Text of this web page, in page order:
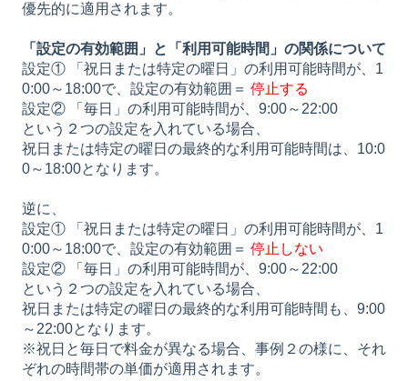
優先的に適用されます。
「設定の有効範囲」と「利用可能時間」の関係について
設定① 「祝日または特定の曜日」の利用可能時間が、1
0:00～18:00で、設定の有効範囲＝ 停止する
設定② 「毎日」の利用可能時間が、9:00～22:00
という２つの設定を入れている場合、
祝日または特定の曜日の最終的な利用可能時間は、10:0
0～18:00となります。
逆に、
設定① 「祝日または特定の曜日」の利用可能時間が、1
0:00～18:00で、設定の有効範囲＝ 停止しない
設定② 「毎日」の利用可能時間が、9:00～22:00
という２つの設定を入れている場合、
祝日または特定の曜日の最終的な利用可能時間も、9:00
～22:00となります。
※祝日と毎日で料金が異なる場合、事例２の様に、それ
ぞれの時間帯の単価が適用されます。